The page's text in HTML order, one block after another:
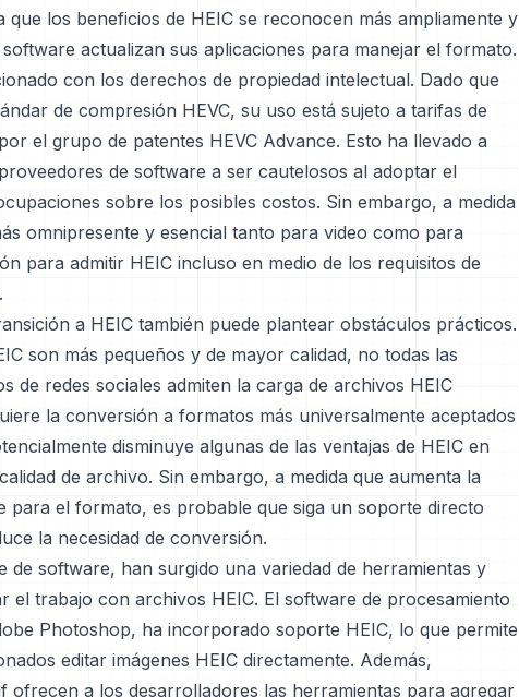
que los beneficios de HEIC se reconocen más ampliamente y
actualizan sus aplicaciones para manejar el formato.
con los derechos de propiedad intelectual. Dado que
de compresión HEVC, su uso está sujeto a tarifas de
el grupo de patentes HEVC Advance. Esto ha llevado a
de software a ser cautelosos al adoptar el
sobre los posibles costos. Sin embargo, a medida
omnipresente y esencial tanto para video como para
para admitir HEIC incluso en medio de los requisitos de
a HEIC también puede plantear obstáculos prácticos.
son más pequeños y de mayor calidad, no todas las
de redes sociales admiten la carga de archivos HEIC
la conversión a formatos más universalmente aceptados
disminuye algunas de las ventajas de HEIC en
de archivo. Sin embargo, a medida que aumenta la
para el formato, es probable que siga un soporte directo
la necesidad de conversión.
de software, han surgido una variedad de herramientas y
el trabajo con archivos HEIC. El software de procesamiento
Photoshop, ha incorporado soporte HEIC, lo que permite
editar imágenes HEIC directamente. Además,
ofrecen a los desarrolladores las herramientas para agregar